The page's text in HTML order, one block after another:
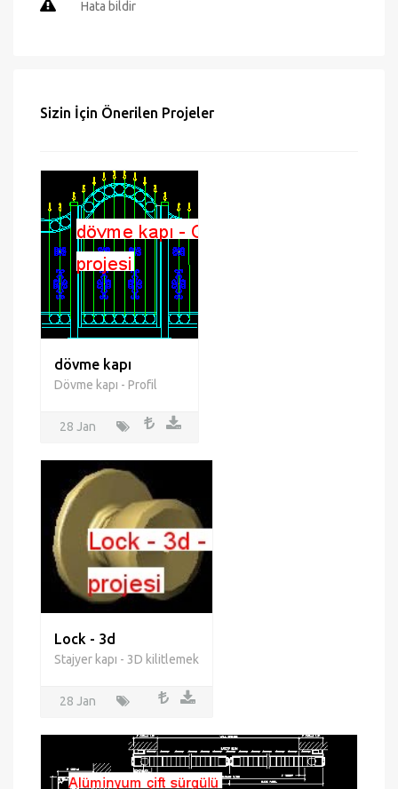
Mail gönder
Dövme kapı - Profil
28 Jan
Stajyer kapı - 3D kilitlemek